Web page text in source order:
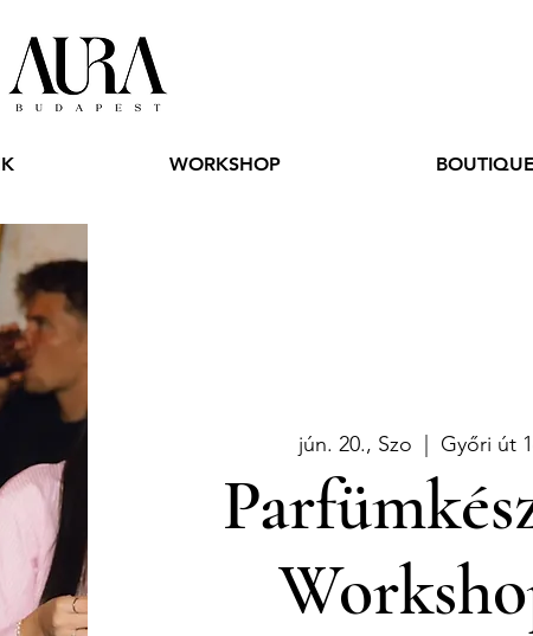
WORKSHOP BOUTIQUE
jún. 20., Szo Győri út